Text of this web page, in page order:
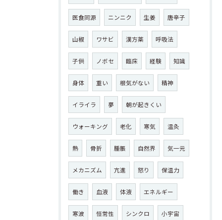
医食同源 ニンニク 生姜 唐辛子
山椒 ワサビ 漢方薬 呼吸法
子供 ノボセ 臨床 経験 知識
身体 重い 根気がない 精神
イライラ 夢 朝が起きくい
ウォーキング 老化 寒気 温灸
熱 骨折 腫脹 自然界 気一元
メカニズム 亢進 怒り 保温力
働き 血液 体液 エネルギー
寒波 恒常性 シンクロ 小宇宙